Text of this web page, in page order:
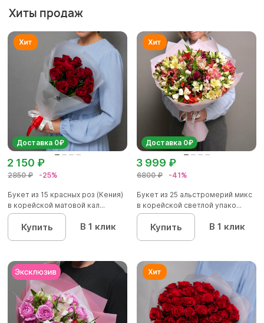
Хиты продаж
Доставка 0₽
2850 ₽ -25%
2 150 ₽
Букет из 15 красных роз (Кения)
в корейской матовой кал...
Купить В 1 клик
Доставка 0₽
6800 ₽ -41%
3 999 ₽
Букет из 25 альстромерий микс
в корейской светлой упако...
Купить В 1 клик